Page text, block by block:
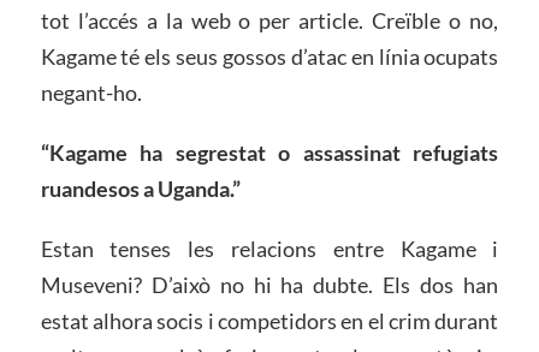
tot l’accés a la web o per article. Creïble o no,
Kagame té els seus gossos d’atac en línia ocupats
negant-ho.
“Kagame ha segrestat o assassinat refugiats
ruandesos a Uganda.”
Estan tenses les relacions entre Kagame i
Museveni? D’això no hi ha dubte. Els dos han
estat alhora socis i competidors en el crim durant